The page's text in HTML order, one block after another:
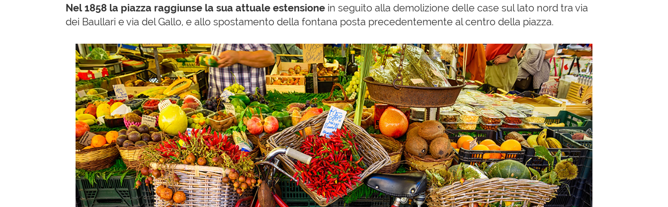
Nel 1858 la piazza raggiunse la sua attuale estensione in seguito alla demolizione delle case sul lato nord tra via
dei Baullari e via del Gallo, e allo spostamento della fontana posta precedentemente al centro della piazza.